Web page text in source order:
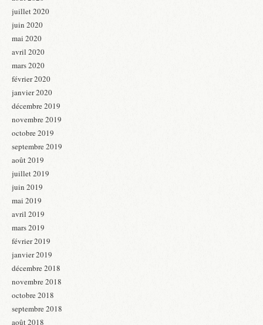
juillet 2020
juin 2020
mai 2020
avril 2020
mars 2020
février 2020
janvier 2020
décembre 2019
novembre 2019
octobre 2019
septembre 2019
août 2019
juillet 2019
juin 2019
mai 2019
avril 2019
mars 2019
février 2019
janvier 2019
décembre 2018
novembre 2018
octobre 2018
septembre 2018
août 2018